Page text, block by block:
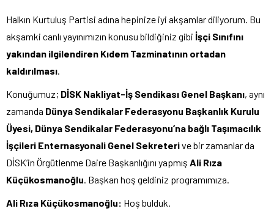
Halkın Kurtuluş Partisi adına hepinize iyi akşamlar diliyorum. Bu
akşamki canlı yayınımızın konusu bildiğiniz gibi İşçi Sınıfını
yakından ilgilendiren Kıdem Tazminatının ortadan
kaldırılması.
Konuğumuz; DİSK Nakliyat-İş Sendikası Genel Başkanı, aynı
zamanda Dünya Sendikalar Federasyonu Başkanlık Kurulu
Üyesi, Dünya Sendikalar Federasyonu’na bağlı Taşımacılık
İşçileri Enternasyonali Genel Sekreterive bir zamanlar da
DİSK’in Örgütlenme Daire Başkanlığını yapmış Ali Rıza
Küçükosmanoğlu. Başkan hoş geldiniz programımıza.
Ali Rıza Küçükosmanoğlu: Hoş bulduk.